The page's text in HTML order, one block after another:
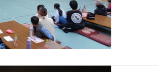
趣味講座 宿泊研修